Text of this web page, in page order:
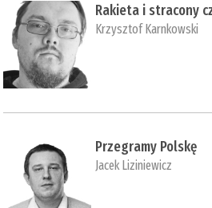
Rakieta i stracony
Krzysztof Karnkowski
Przegramy Polskę
Jacek Liziniewicz